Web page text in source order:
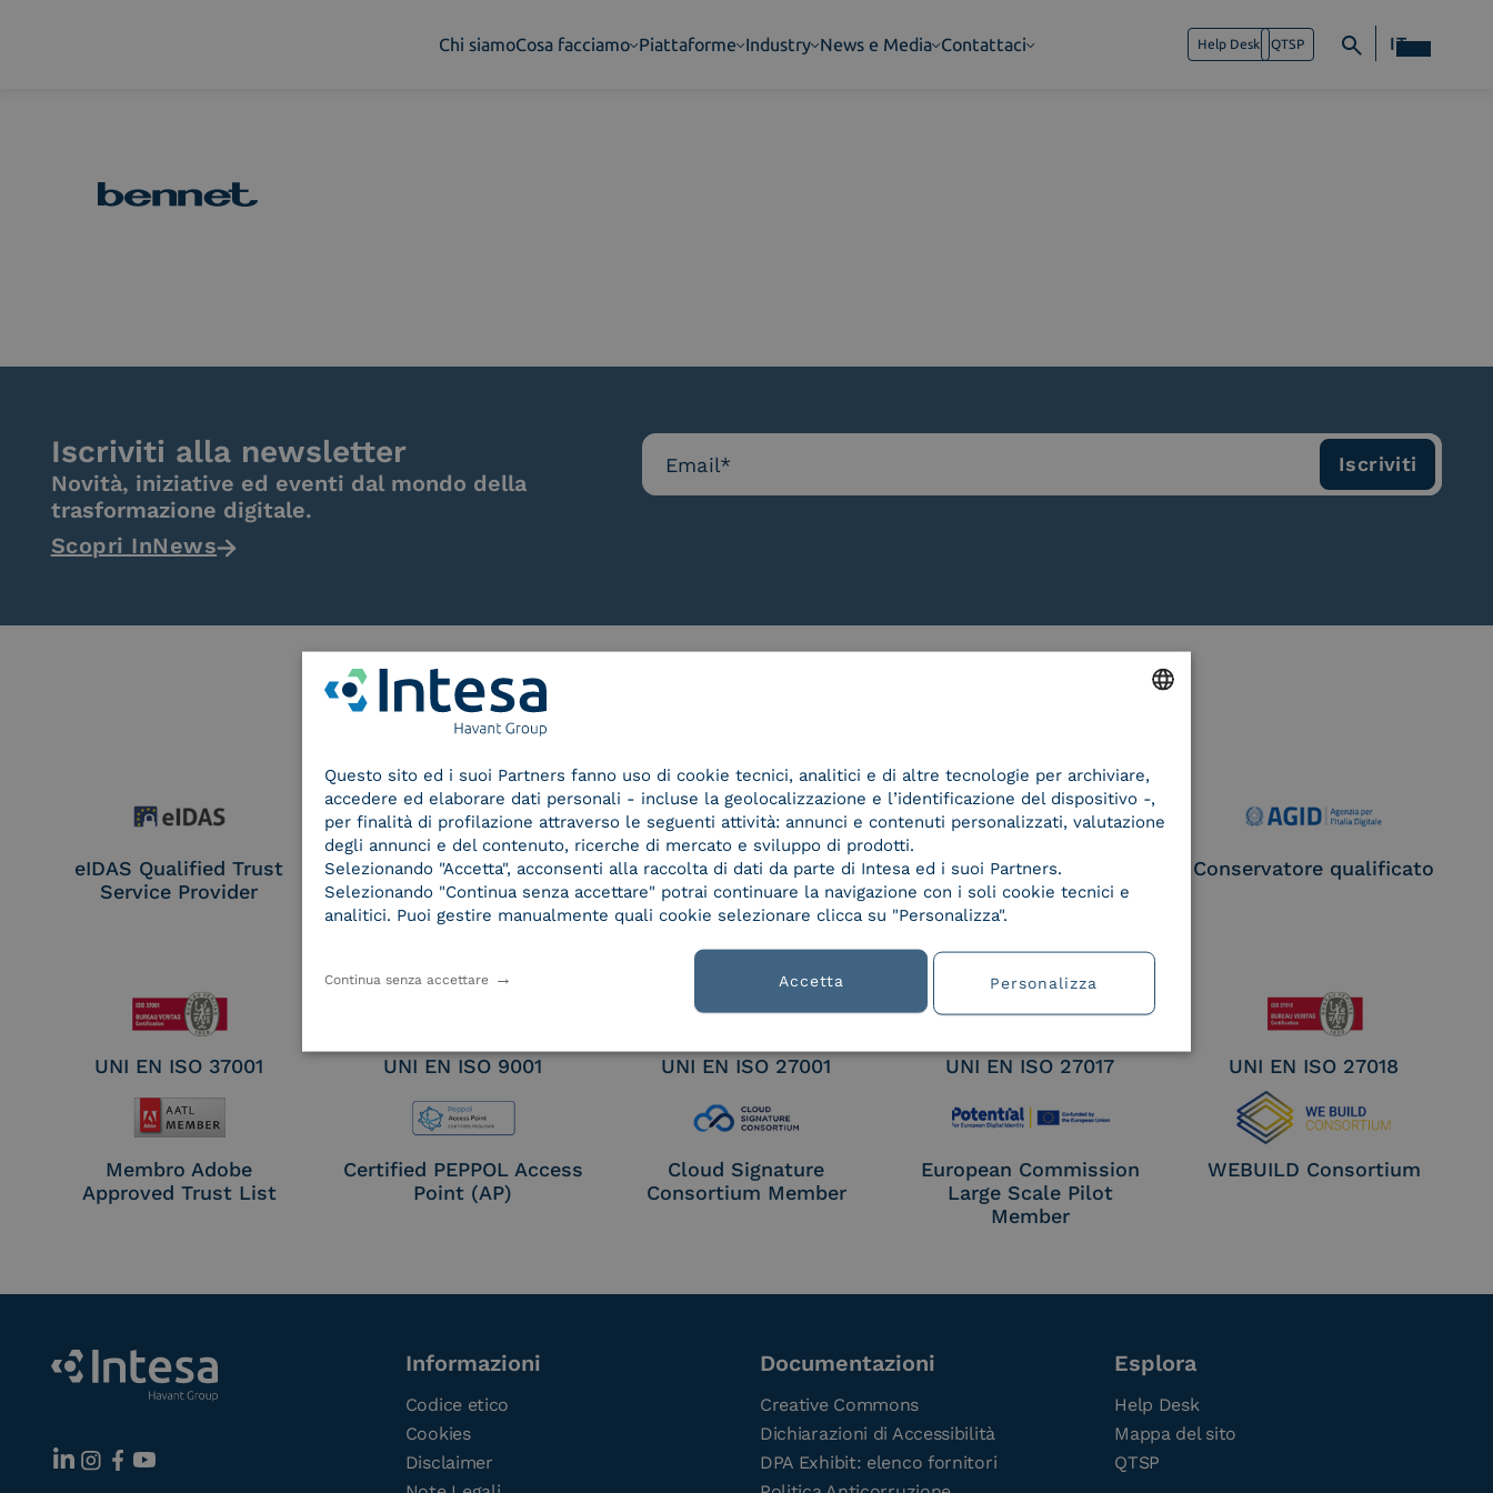
Chi siamoCosa facciamo Piattaforme Industry News e Media Contattaci Help Desk QTSP IT
Cosa facciamo
Piattaforme
Iscriviti alla newsletter
Novità, iniziative ed eventi dal mondo della
trasformazione digitale.
Scopri InNews
eIDAS Qualified Trust
Service Provider
eIDAS Qualified Trust
Service Provider for
Remote Qualified
Service Provider e
Aggregatore SPID
Service Provider e
Aggregatore CIE
Conservatore qualificato
UNI EN ISO 37001 UNI EN ISO 9001 UNI EN ISO 27001 UNI EN ISO 27017 UNI EN ISO 27018
Membro Adobe
Approved Trust List
Certified PEPPOL Access
Point (AP)
Cloud Signature
Consortium Member
European Commission
Large Scale Pilot
Member
WEBUILD Consortium
Informazioni
Codice etico
Cookies
Disclaimer
Documentazioni
Creative Commons
Dichiarazioni di Accessibilità
DPA Exhibit: elenco fornitori
Esplora
Help Desk
Mappa del sito
QTSP
ITALIAN
Questo sito ed i suoi Partners fanno uso di cookie tecnici, analitici e di altre tecnologie per archiviare,
accedere ed elaborare dati personali - incluse la geolocalizzazione e l’identificazione del dispositivo -,
per finalità di profilazione attraverso le seguenti attività: annunci e contenuti personalizzati, valutazione
degli annunci e del contenuto, ricerche di mercato e sviluppo di prodotti.
Selezionando "Accetta", acconsenti alla raccolta di dati da parte di Intesa ed i suoi Partners.
Selezionando "Continua senza accettare" potrai continuare la navigazione con i soli cookie tecnici e
analitici. Puoi gestire manualmente quali cookie selezionare clicca su "Personalizza".
Accetta
Continua senza accettare Personalizza